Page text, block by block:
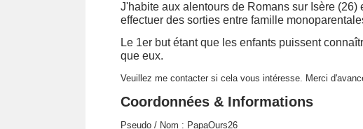
J'habite aux alentours de Romans sur Isère
effectuer des sorties entre famille
Le 1er but étant que les enfants puissent
que eux.
Veuillez me contacter si cela vous intéresse. Merci
Coordonnées & Informations
Pseudo / Nom : PapaOurs26